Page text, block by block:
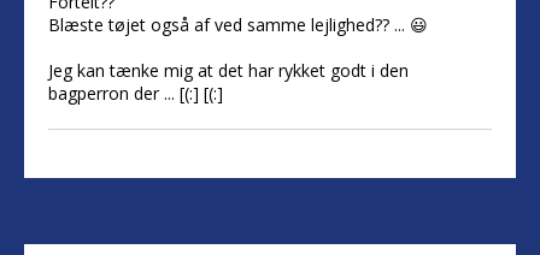
Blæste tøjet også af ved samme lejlighed?? ... 😃
Jeg kan tænke mig at det har rykket godt i den
bagperron der ... [(:] [(:]